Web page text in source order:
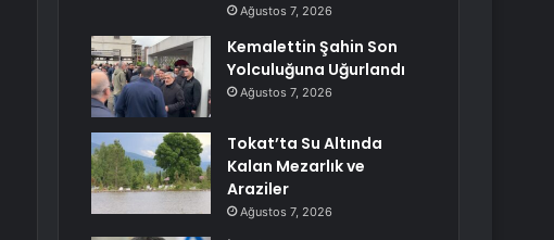
Ağustos 7, 2026
Kemalettin Şahin Son
Yolculuğuna Uğurlandı
Ağustos 7, 2026
Tokat’ta Su Altında
Kalan Mezarlık ve
Araziler
Ağustos 7, 2026